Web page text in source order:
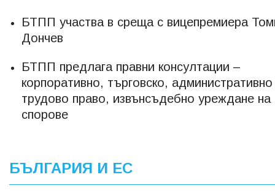
БТПП участва в среща с вицепремиера
Дончев
БТПП предлага правни консултации –
корпоративно, търговско,
трудово право, извънсъдебно уреждане на
спорове
БЪЛГАРИЯ И ЕС